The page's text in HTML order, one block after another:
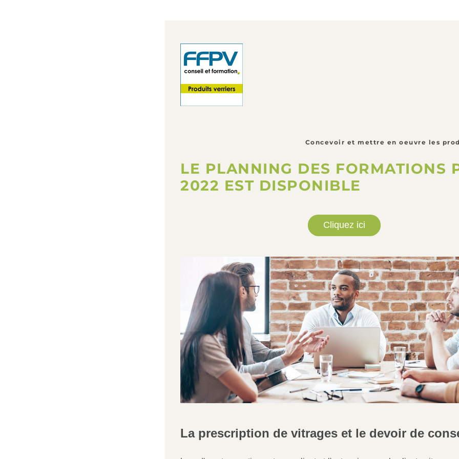
Concevoir et mettre en oeuvre les
LE PLANNING DES FORMATIONS
2022 EST DISPONIBLE
Cliquez ici
La prescription de vitrages et le devoir de